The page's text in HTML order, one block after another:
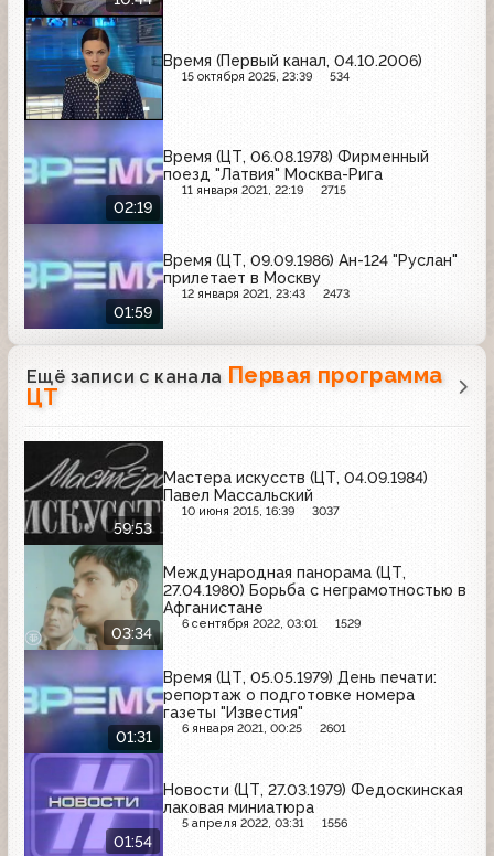
Время (Первый канал, 04.10.2006)
15 октября 2025, 23:39 534
02:19
Время (ЦТ, 06.08.1978) Фирменный
поезд "Латвия" Москва-Рига
11 января 2021, 22:19 2715
01:59
Время (ЦТ, 09.09.1986) Ан-124 "Руслан"
прилетает в Москву
12 января 2021, 23:43 2473
Ещё записи с канала Первая программа
ЦТ
59:53
Мастера искусств (ЦТ, 04.09.1984)
Павел Массальский
10 июня 2015, 16:39 3037
03:34
Международная панорама (ЦТ,
27.04.1980) Борьба с неграмотностью в
Афганистане
6 сентября 2022, 03:01 1529
01:31
Время (ЦТ, 05.05.1979) День печати:
репортаж о подготовке номера
газеты "Известия"
6 января 2021, 00:25 2601
01:54
Новости (ЦТ, 27.03.1979) Федоскинская
лаковая миниатюра
5 апреля 2022, 03:31 1556